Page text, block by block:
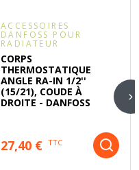
ACCESSOIRES
DANFOSS POUR
RADIATEUR
CORPS
THERMOSTATIQUE
ANGLE RA-IN 1/2''
(15/21), COUDE À
DROITE - DANFOSS
27,40 € TTC